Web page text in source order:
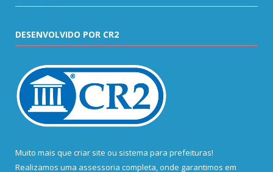
DESENVOLVIDO POR CR2
Muito mais que criar site ou sistema para prefeituras!
Realizamos uma assessoria completa, onde garantimos em